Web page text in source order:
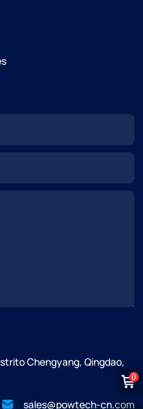
Chengyang, Qingdao,
sales@powtech-cn.com
0